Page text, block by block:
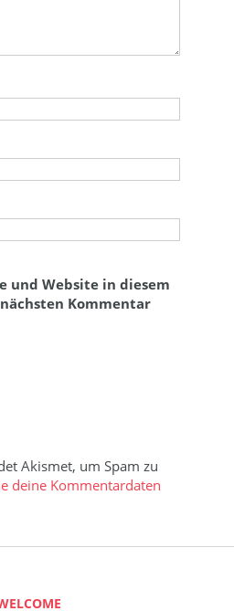
und Website in diesem
Kommentar
Akismet, um Spam zu
deine Kommentardaten